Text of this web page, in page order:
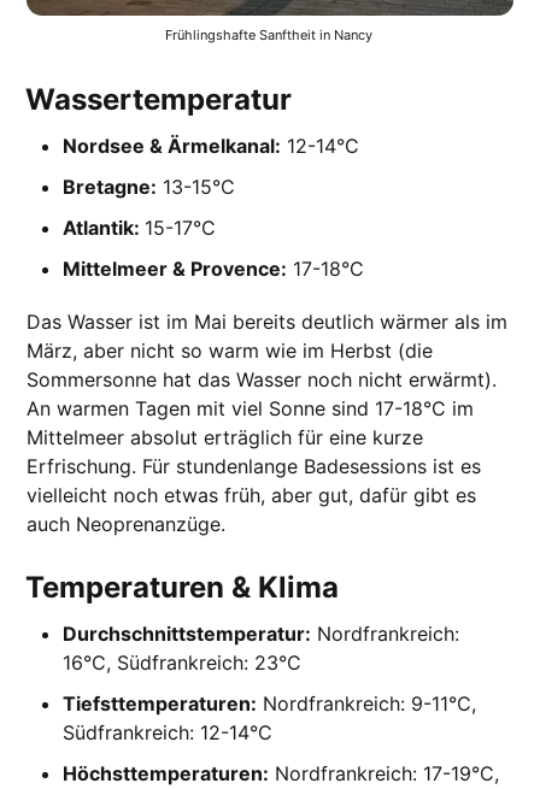
Frühlingshafte Sanftheit in Nancy
Wassertemperatur
Nordsee & Ärmelkanal: 12-14°C
Bretagne: 13-15°C
Atlantik: 15-17°C
Mittelmeer & Provence: 17-18°C
Das Wasser ist im Mai bereits deutlich wärmer als im
März, aber nicht so warm wie im Herbst (die
Sommersonne hat das Wasser noch nicht erwärmt).
An warmen Tagen mit viel Sonne sind 17-18°C im
Mittelmeer absolut erträglich für eine kurze
Erfrischung. Für stundenlange Badesessions ist es
vielleicht noch etwas früh, aber gut, dafür gibt es
auch Neoprenanzüge.
Temperaturen & Klima
Durchschnittstemperatur: Nordfrankreich:
16°C, Südfrankreich: 23°C
Tiefsttemperaturen: Nordfrankreich: 9-11°C,
Südfrankreich: 12-14°C
Höchsttemperaturen: Nordfrankreich: 17-19°C,